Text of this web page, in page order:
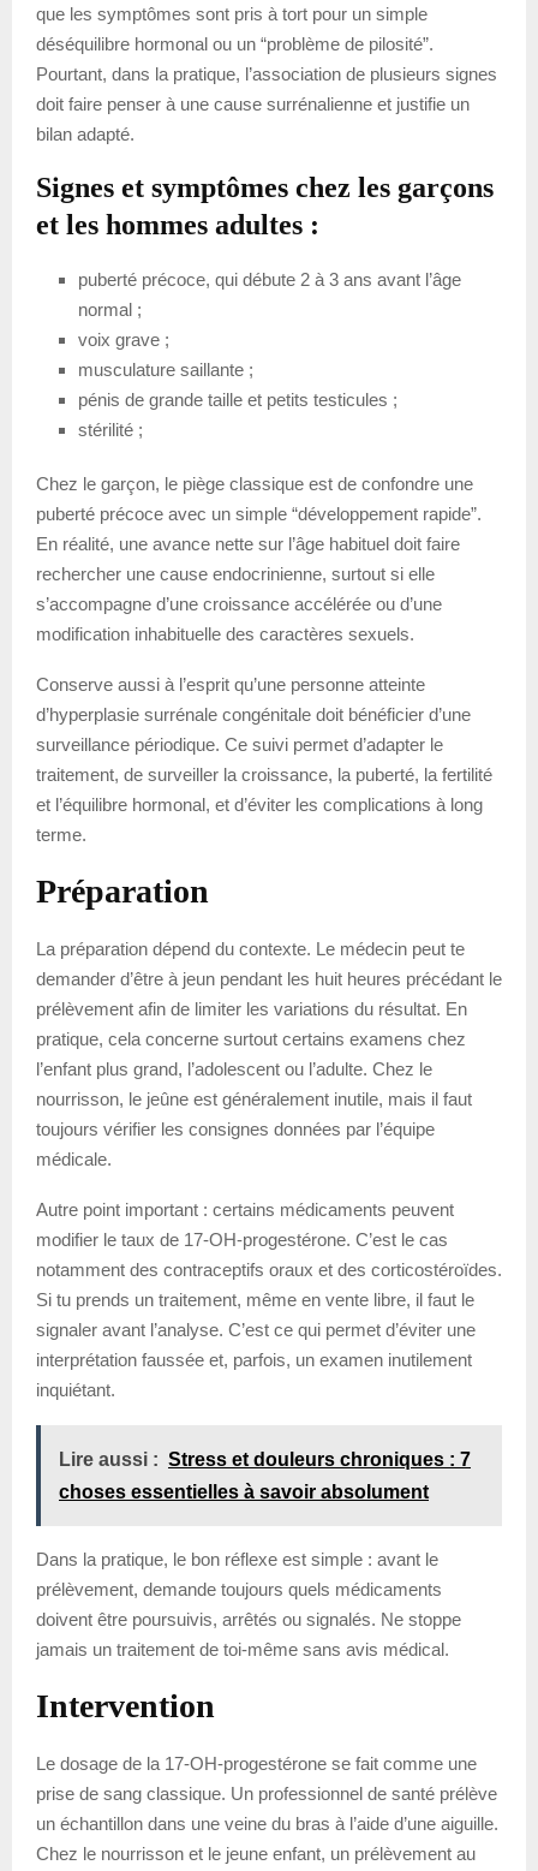
que les symptômes sont pris à tort pour un simple
déséquilibre hormonal ou un “problème de pilosité”.
Pourtant, dans la pratique, l’association de plusieurs signes
doit faire penser à une cause surrénalienne et justifie un
bilan adapté.
Signes et symptômes chez les garçons
et les hommes adultes :
puberté précoce, qui débute 2 à 3 ans avant l’âge
normal ;
voix grave ;
musculature saillante ;
pénis de grande taille et petits testicules ;
stérilité ;
Chez le garçon, le piège classique est de confondre une
puberté précoce avec un simple “développement rapide”.
En réalité, une avance nette sur l’âge habituel doit faire
rechercher une cause endocrinienne, surtout si elle
s’accompagne d’une croissance accélérée ou d’une
modification inhabituelle des caractères sexuels.
Conserve aussi à l’esprit qu’une personne atteinte
d’hyperplasie surrénale congénitale doit bénéficier d’une
surveillance périodique. Ce suivi permet d’adapter le
traitement, de surveiller la croissance, la puberté, la fertilité
et l’équilibre hormonal, et d’éviter les complications à long
terme.
Préparation
La préparation dépend du contexte. Le médecin peut te
demander d’être à jeun pendant les huit heures précédant le
prélèvement afin de limiter les variations du résultat. En
pratique, cela concerne surtout certains examens chez
l’enfant plus grand, l’adolescent ou l’adulte. Chez le
nourrisson, le jeûne est généralement inutile, mais il faut
toujours vérifier les consignes données par l’équipe
médicale.
Autre point important : certains médicaments peuvent
modifier le taux de 17-OH-progestérone. C’est le cas
notamment des contraceptifs oraux et des corticostéroïdes.
Si tu prends un traitement, même en vente libre, il faut le
signaler avant l’analyse. C’est ce qui permet d’éviter une
interprétation faussée et, parfois, un examen inutilement
inquiétant.
Lire aussi : Stress et douleurs chroniques : 7
choses essentielles à savoir absolument
Dans la pratique, le bon réflexe est simple : avant le
prélèvement, demande toujours quels médicaments
doivent être poursuivis, arrêtés ou signalés. Ne stoppe
jamais un traitement de toi-même sans avis médical.
Intervention
Le dosage de la 17-OH-progestérone se fait comme une
prise de sang classique. Un professionnel de santé prélève
un échantillon dans une veine du bras à l’aide d’une aiguille.
Chez le nourrisson et le jeune enfant, un prélèvement au